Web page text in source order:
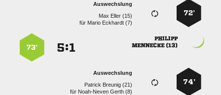
72’
Auswechslung
  
für   

 
:
73’
74’
Auswechslung
  
für   